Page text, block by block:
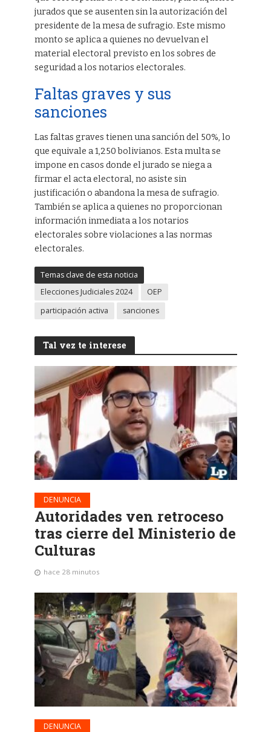
jurados que se ausenten sin la autorización del
presidente de la mesa de sufragio. Este mismo
monto se aplica a quienes no devuelvan el
material electoral previsto en los sobres de
seguridad a los notarios electorales.
Faltas graves y sus
sanciones
Las faltas graves tienen una sanción del 50%, lo
que equivale a 1,250 bolivianos. Esta multa se
impone en casos donde el jurado se niega a
firmar el acta electoral, no asiste sin
justificación o abandona la mesa de sufragio.
También se aplica a quienes no proporcionan
información inmediata a los notarios
electorales sobre violaciones a las normas
electorales.
Temas clave de esta noticia
Elecciones Judiciales 2024
OEP
participación activa
sanciones
Tal vez te interese
DENUNCIA
Autoridades ven retroceso
tras cierre del Ministerio de
Culturas
hace 28 minutos
DENUNCIA